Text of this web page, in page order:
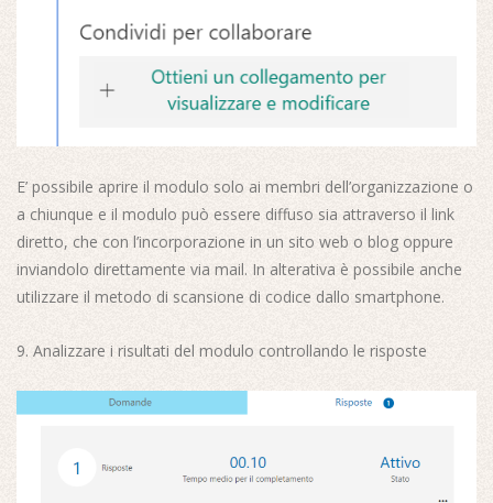
E’ possibile aprire il modulo solo ai membri dell’organizzazione o
a chiunque e il modulo può essere diffuso sia attraverso il link
diretto, che con l’incorporazione in un sito web o blog oppure
inviandolo direttamente via mail. In alterativa è possibile anche
utilizzare il metodo di scansione di codice dallo smartphone.
9. Analizzare i risultati del modulo controllando le risposte